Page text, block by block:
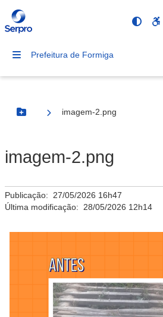
Prefeitura de Formiga
Botão Menu
imagem-2.png
imagem-2.png
Publicação: 27/05/2026 16h47
Última modificação: 28/05/2026 12h14